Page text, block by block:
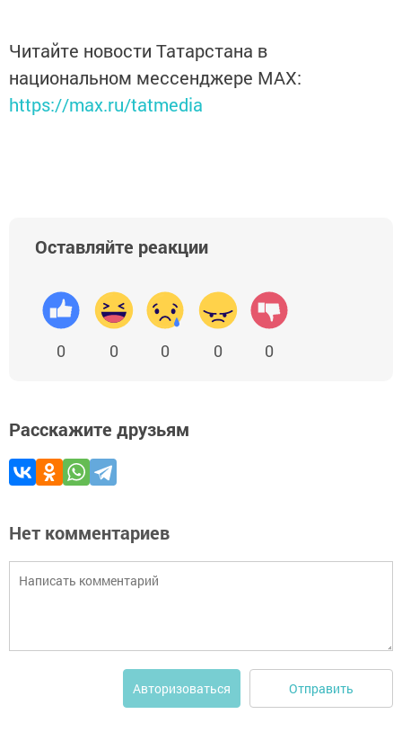
Читайте новости Татарстана в
национальном мессенджере MАХ:
https://max.ru/tatmedia
Оставляйте реакции
0 0 0 0 0
Расскажите друзьям
Нет комментариев
Авторизоваться Отправить